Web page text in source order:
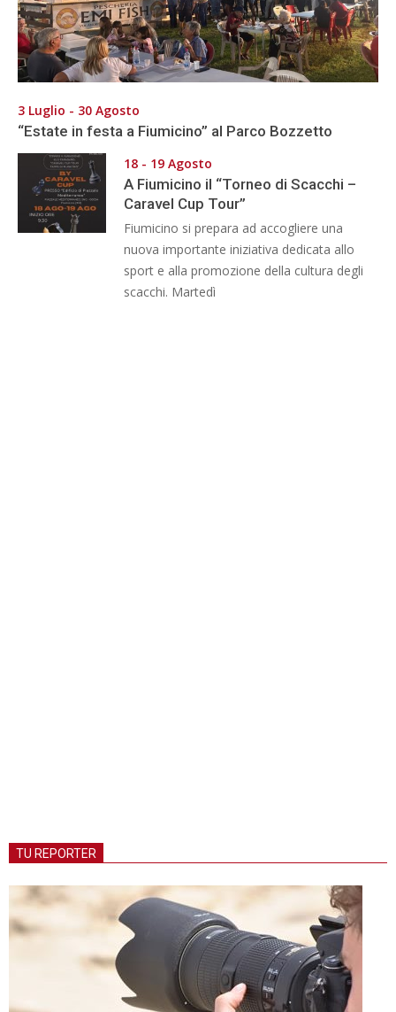
3 Luglio - 30 Agosto
“Estate in festa a Fiumicino” al Parco Bozzetto
18 - 19 Agosto
A Fiumicino il “Torneo di Scacchi –
Caravel Cup Tour”
Fiumicino si prepara ad accogliere una
nuova importante iniziativa dedicata allo
sport e alla promozione della cultura degli
scacchi. Martedì
TU REPORTER